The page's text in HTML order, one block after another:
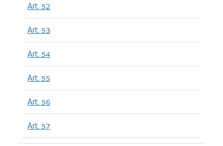
Art. 52
Art. 53
Art. 54
Art. 55
Art. 56
Art. 57